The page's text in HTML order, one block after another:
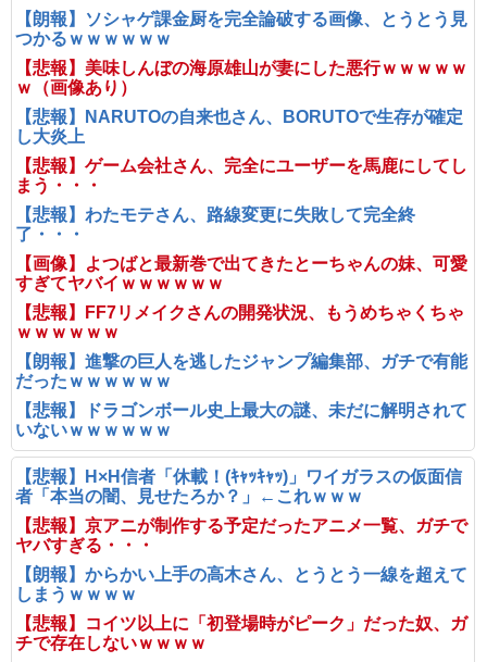
【朗報】ソシャゲ課金厨を完全論破する画像、とうとう見
つかるｗｗｗｗｗｗ
【悲報】美味しんぼの海原雄山が妻にした悪行ｗｗｗｗｗ
ｗ（画像あり）
【悲報】NARUTOの自来也さん、BORUTOで生存が確定
し大炎上
【悲報】ゲーム会社さん、完全にユーザーを馬鹿にしてし
まう・・・
【悲報】わたモテさん、路線変更に失敗して完全終
了・・・
【画像】よつばと最新巻で出てきたとーちゃんの妹、可愛
すぎてヤバイｗｗｗｗｗｗ
【悲報】FF7リメイクさんの開発状況、もうめちゃくちゃ
ｗｗｗｗｗｗ
【朗報】進撃の巨人を逃したジャンプ編集部、ガチで有能
だったｗｗｗｗｗｗ
【悲報】ドラゴンボール史上最大の謎、未だに解明されて
いないｗｗｗｗｗｗ
【悲報】H×H信者「休載！(ｷｬｯｷｬｯ)」ワイガラスの仮面信
者「本当の闇、見せたろか？」←これｗｗｗ
【悲報】京アニが制作する予定だったアニメ一覧、ガチで
ヤバすぎる・・・
【朗報】からかい上手の高木さん、とうとう一線を超えて
しまうｗｗｗｗ
【悲報】コイツ以上に「初登場時がピーク」だった奴、ガ
チで存在しないｗｗｗｗ